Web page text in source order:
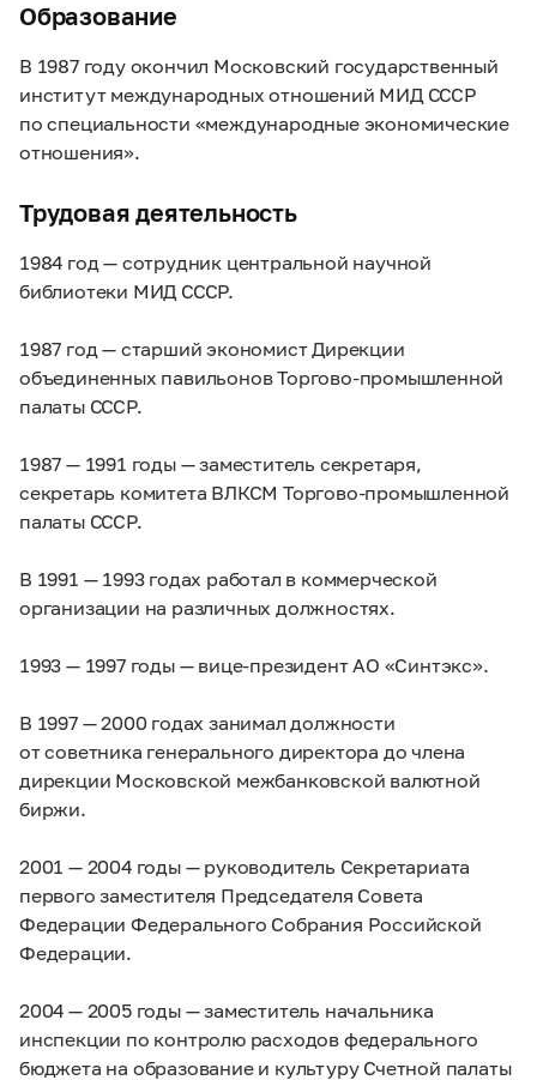
Образование
В 1987 году окончил Московский государственный
институт международных отношений МИД СССР
по специальности «международные экономические
отношения».
Трудовая деятельность
1984 год — сотрудник центральной научной
библиотеки МИД СССР.
1987 год — старший экономист Дирекции
объединенных павильонов Торгово-промышленной
палаты СССР.
1987 — 1991 годы — заместитель секретаря,
секретарь комитета ВЛКСМ Торгово-промышленной
палаты СССР.
В 1991 — 1993 годах работал в коммерческой
организации на различных должностях.
1993 — 1997 годы — вице-президент АО «Синтэкс».
В 1997 — 2000 годах занимал должности
от советника генерального директора до члена
дирекции Московской межбанковской валютной
биржи.
2001 — 2004 годы — руководитель Секретариата
первого заместителя Председателя Совета
Федерации Федерального Собрания Российской
Федерации.
2004 — 2005 годы — заместитель начальника
инспекции по контролю расходов федерального
бюджета на образование и культуру Счетной палаты